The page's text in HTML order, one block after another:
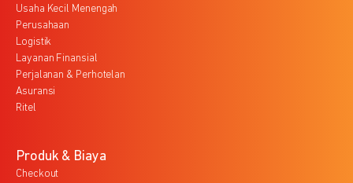
Usaha Kecil Menengah
Perusahaan
Logistik
Layanan Finansial
Perjalanan & Perhotelan
Asuransi
Ritel
Produk & Biaya
Checkout